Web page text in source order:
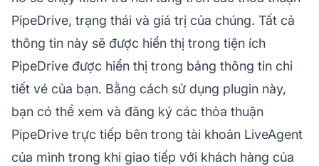
PipeDrive, trạng thái và giá trị của chúng. Tất cả
thông tin này sẽ được hiển thị trong tiện ích
PipeDrive được hiển thị trong bảng thông tin chi
tiết vé của bạn. Bằng cách sử dụng plugin này,
bạn có thể xem và đăng ký các thỏa thuận
PipeDrive trực tiếp bên trong tài khoản LiveAgent
của mình trong khi giao tiếp với khách hàng của